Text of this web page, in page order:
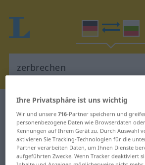
Deutsch-Bulgarisch Wörterbuch
Deutsch-Bulgarisch
für "zerbrechen"
Ihre Privatsphäre ist uns wichtig
Wir und unsere716-Partner speichern und
personenbezogene Daten wie Browserdaten
Kennungen auf Ihrem Gerät zu. Durch Auswahl
aktivieren Sie Tracking-Technologien für die
Partner verarbeiten Daten, um Ihnen Dienste
aufgeführten Zwecke. Wenn Tracker deaktiviert